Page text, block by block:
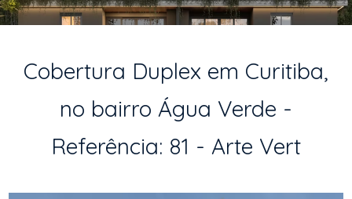
Cobertura Duplex em Curitiba,
no bairro Água Verde -
Referência: 81 - Arte Vert